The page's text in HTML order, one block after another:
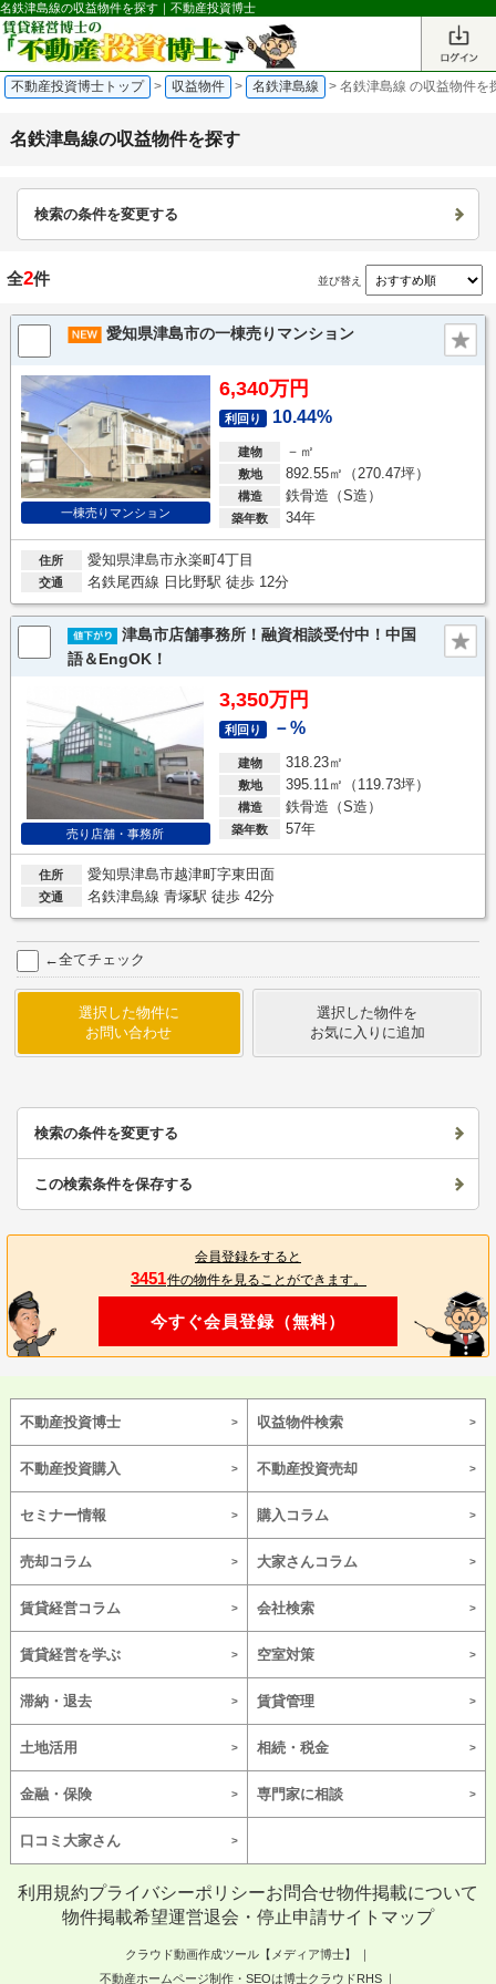
名鉄津島線の収益物件を探す｜不動産投資博士
不動産投資博士トップ > 収益物件 > 名鉄津島線 > 名鉄津島線 の収益物件を
名鉄津島線の収益物件を探す
検索の条件を変更する
全2件 並び替え
愛知県津島市の一棟売りマンション
一棟売りマンション
6,340万円
利回り 10.44%
建物 －㎡
敷地 892.55㎡（270.47坪）
構造 鉄骨造（S造）
築年数 34年
住所 愛知県津島市永楽町4丁目
交通 名鉄尾西線 日比野駅 徒歩 12分
津島市店舗事務所！融資相談受付中！中国
語＆EngOK！
売り店舗・事務所
3,350万円
利回り －%
建物 318.23㎡
敷地 395.11㎡（119.73坪）
構造 鉄骨造（S造）
築年数 57年
住所 愛知県津島市越津町字東田面
交通 名鉄津島線 青塚駅 徒歩 42分
←全てチェック
選択した物件に
お問い合わせ
選択した物件を
お気に入りに追加
検索の条件を変更する
この検索条件を保存する
会員登録をすると
3451件の物件を見ることができます。
今すぐ会員登録（無料）
不動産投資博士 収益物件検索
不動産投資購入 不動産投資売却
セミナー情報 購入コラム
売却コラム 大家さんコラム
賃貸経営コラム 会社検索
賃貸経営を学ぶ 空室対策
滞納・退去 賃貸管理
土地活用 相続・税金
金融・保険 専門家に相談
口コミ大家さん
利用規約プライバシーポリシーお問合せ物件掲載について
物件掲載希望運営退会・停止申請サイトマップ
クラウド動画作成ツール【メディア博士】
不動産ホームページ制作・SEOは博士クラウドRHS